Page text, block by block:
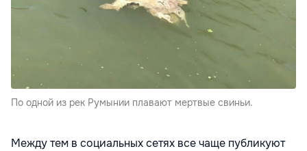
По одной из рек Румынии плавают мертвые свиньи.
Между тем в социальных сетях все чаще публикуют